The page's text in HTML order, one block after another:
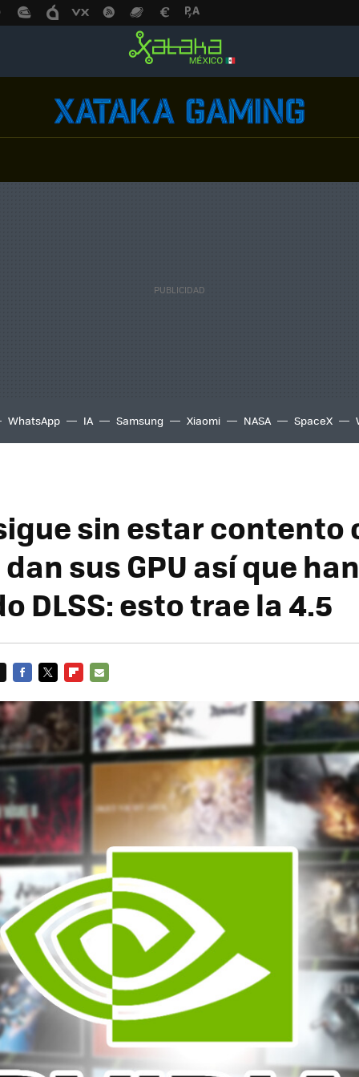
WhatsApp IA Samsung Xiaomi NASA SpaceX
sin estar contento
dan sus GPU así que han
DLSS: esto trae la 4.5
MAIL